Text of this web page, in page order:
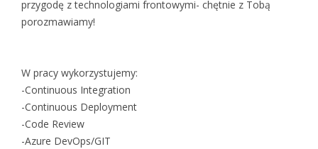
przygodę z technologiami frontowymi- chętnie z Tobą
porozmawiamy!
W pracy wykorzystujemy:
-Continuous Integration
-Continuous Deployment
-Code Review
-Azure DevOps/GIT